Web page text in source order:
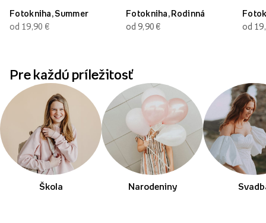
Fotokniha, Summer
od 19,90 €
Fotokniha, Rodinná
od 9,90 €
od
Pre každú príležitosť
Škola Narodeniny